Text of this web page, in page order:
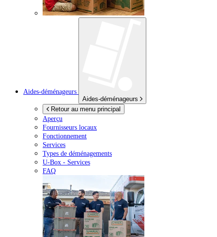
Aides-déménageurs
Aides-déménageurs
Retour au menu principal
Aperçu
Fournisseurs locaux
Fonctionnement
Services
Types de déménagements
U-Box - Services
FAQ